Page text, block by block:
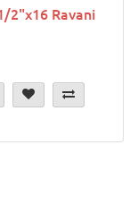
2"х16 Ravani